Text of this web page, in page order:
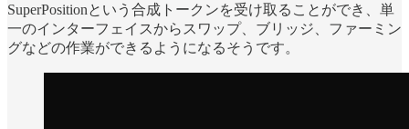
SuperPositionという合成トークンを受け取ることができ、単
一のインターフェイスからスワップ、ブリッジ、ファーミン
グなどの作業ができるようになるそうです。